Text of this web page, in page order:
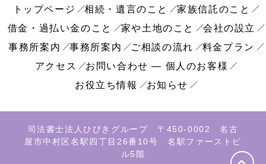
トップページ 相続・遺言のこと
家族信託のこと
借金・過払い金のこと
家や土地のこと
会社の設立
事務所案内
事務所案内 ご相談の流れ
料金プラン
アクセス
お問い合わせ ― 個人のお客様
お役立ち情報
お知らせ
司法書士法人ひびきグループ 〒450-0002 名古
屋市中村区名駅四丁目26番10号 名駅ファーストビ
ル5階